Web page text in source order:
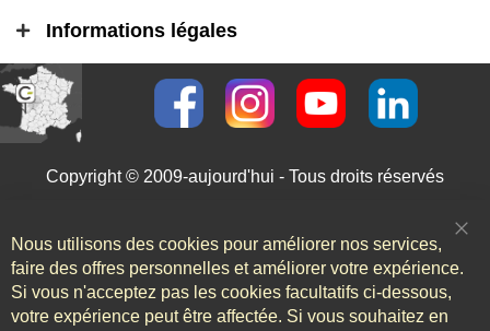
Informations légales
Copyright © 2009-aujourd'hui - Tous droits réservés
Nous utilisons des cookies pour améliorer nos services,
faire des offres personnelles et améliorer votre expérience.
Si vous n'acceptez pas les cookies facultatifs ci-dessous,
votre expérience peut être affectée. Si vous souhaitez en